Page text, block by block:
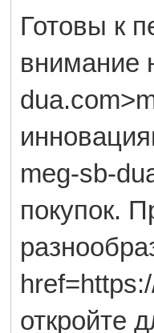
Готовы к
внимание
meg-sb-
покупок.
откройте